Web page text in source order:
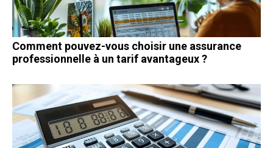
Comment pouvez-vous choisir une assurance
professionnelle à un tarif avantageux ?